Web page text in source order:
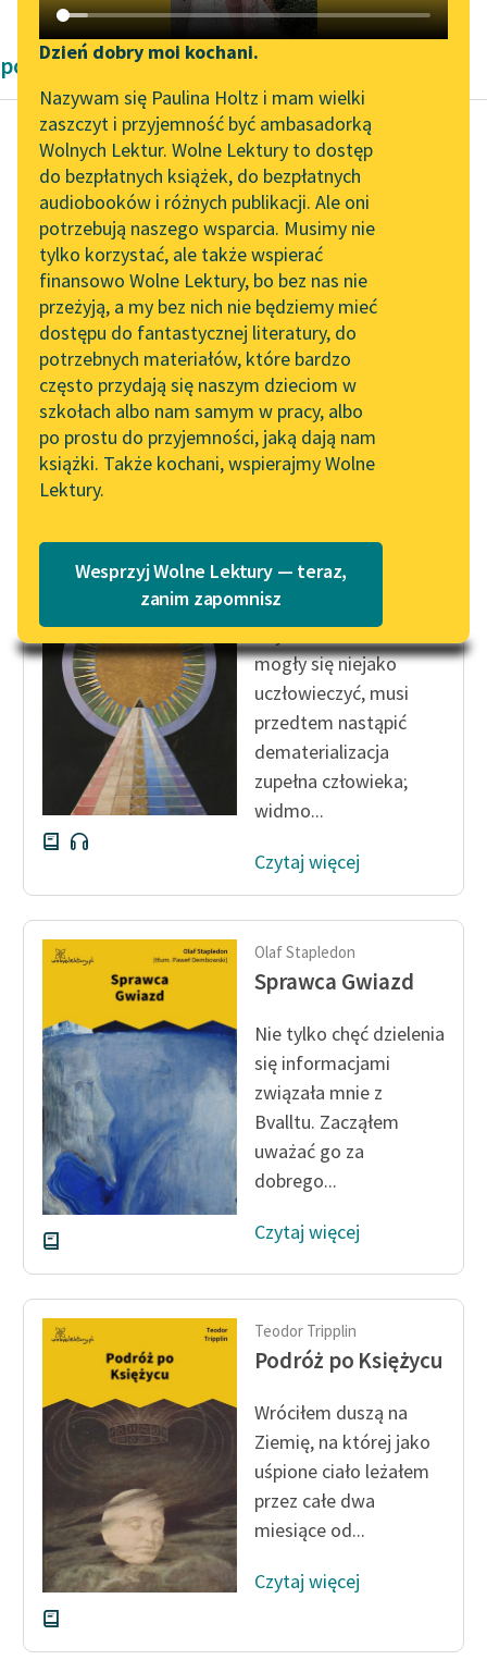
Katalog DAISY
Podkasty o książkach
Zgłoś brak utworu
Aktualności
„Prokurator Alicja Horn”
do słuchania
Byliśmy częścią AI Impact
Lab
Zapraszamy na spotkanie
online z tłumaczkami
literatury skandynawskiej
Spotkanie z Katarzyną
Tunkiel w Oslo
102. lata temu zmarł
Joseph Conrad
Lektury szkolne i klasyka
literatury do słuchania dla
uczennic i uczniów z
niepełnosprawnościami
E-kolekcja lektur
szkolnych i literatury do
słuchania dla uczennic i
uczniów z
niepełnosprawnościami
Popularyzacja
skandynawskiej literatury
feministycznej
Ręce pełne poezji
Kolekcje edukacyjne
twórców przechodzących
do domeny publicznej,
lektur szkolnych oraz
Starego Testamentu
Odkurzamy bohaterów
Lektur
Narzędzia
Mapa Wolnych Lektur
Leśmianator
Przewodnik dla piszących i
czytających
API
OAI-PMH
Widget Wolnych Lektur
Przypisy
Katalog w formacie PDF
O nas
Kontakt
Zespół
Zasady wykorzystania
Wolnych Lektur
Logotypy
Materiały promocyjne
Dzień dobry moi kochani.
Nazywam się Paulina Holtz i mam wielki
zaszczyt i przyjemność być ambasadorką
Wolnych Lektur. Wolne Lektury to dostęp
do bezpłatnych książek, do bezpłatnych
audiobooków i różnych publikacji. Ale oni
potrzebują naszego wsparcia. Musimy nie
tylko korzystać, ale także wspierać
finansowo Wolne Lektury, bo bez nas nie
przeżyją, a my bez nich nie będziemy mieć
dostępu do fantastycznej literatury, do
potrzebnych materiałów, które bardzo
często przydają się naszym dzieciom w
szkołach albo nam samym w pracy, albo
po prostu do przyjemności, jaką dają nam
książki. Także kochani, wspierajmy Wolne
Lektury.
Wesprzyj Wolne Lektury — teraz,
zanim zapomnisz
powieści fantastyczne
Antoni Lange
Miranda
Głównym czynnikiem,
który ludzi trzyma w
kajdanach ciemnoty,
żądz, plugawstwa,
rozpusty, kłamstwa,
lenistwa — jest ciało...
Czytaj więcej
Miranda
Aby te widma astralne
mogły się niejako
uczłowieczyć, musi
przedtem nastąpić
dematerializacja
zupełna człowieka;
widmo...
Czytaj więcej
Olaf Stapledon
Sprawca Gwiazd
Nie tylko chęć dzielenia
się informacjami
związała mnie z
Bvalltu. Zacząłem
uważać go za
dobrego...
Czytaj więcej
Teodor Tripplin
Podróż po Księżycu
Wróciłem duszą na
Ziemię, na której jako
uśpione ciało leżałem
przez całe dwa
miesiące od...
Czytaj więcej